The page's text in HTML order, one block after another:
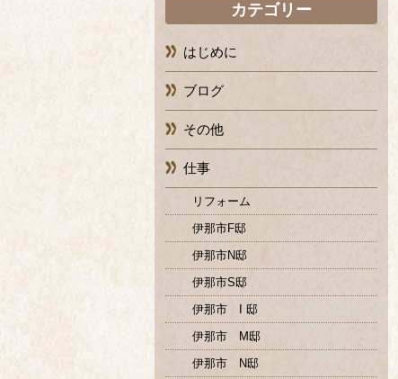
カテゴリー
はじめに
ブログ
その他
仕事
リフォーム
伊那市F邸
伊那市N邸
伊那市S邸
伊那市 I 邸
伊那市 M邸
伊那市 N邸